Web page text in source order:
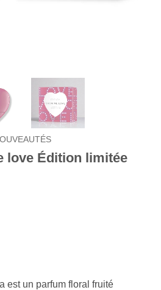
love Édition limitée
est un parfum floral fruité